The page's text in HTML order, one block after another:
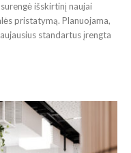
išskirtinį naujai
pristatymą. Planuojama,
standartus įrengta